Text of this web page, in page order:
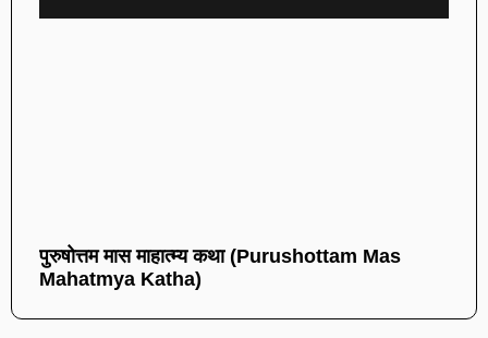
पुरुषोत्तम मास माहात्म्य कथा (Purushottam Mas
Mahatmya Katha)